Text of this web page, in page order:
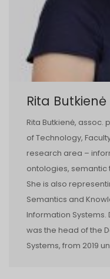
Rita Butkienė
Rita Butkienė, assoc.
of Technology,
research area –
ontologies,
She is also
Semantics and
Information Systems.
was the head of the
Systems, from 2019